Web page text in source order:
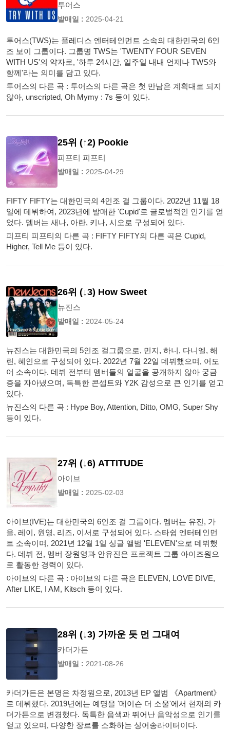
투어스
발매일 : 2025-04-21
투어스(TWS)는 플레디스 엔터테인먼트 소속의 대한민국의 6인
조 보이 그룹이다. 그룹명 TWS는 'TWENTY FOUR SEVEN
WITH US'의 약자로, '하루 24시간, 일주일 내내 언제나 TWS와
함께'라는 의미를 담고 있다.
투어스의 다른 곡 : 투어스의 다른 곡은 첫 만남은 계획대로 되지
않아, unscripted, Oh Mymy : 7s 등이 있다.
25위 (↑2) Pookie
피프티 피프티
발매일 : 2025-04-29
FIFTY FIFTY는 대한민국의 4인조 걸 그룹이다. 2022년 11월 18
일에 데뷔하여, 2023년에 발매한 'Cupid'로 글로벌적인 인기를 얻
었다. 멤버는 새나, 아란, 키나, 시오로 구성되어 있다.
피프티 피프티의 다른 곡 : FIFTY FIFTY의 다른 곡은 Cupid,
Higher, Tell Me 등이 있다.
26위 (↓3) How Sweet
뉴진스
발매일 : 2024-05-24
뉴진스는 대한민국의 5인조 걸그룹으로, 민지, 하니, 다니엘, 해
린, 혜인으로 구성되어 있다. 2022년 7월 22일 데뷔했으며, 어도
어 소속이다. 데뷔 전부터 멤버들의 얼굴을 공개하지 않아 궁금
증을 자아냈으며, 독특한 콘셉트와 Y2K 감성으로 큰 인기를 얻고
있다.
뉴진스의 다른 곡 : Hype Boy, Attention, Ditto, OMG, Super Shy
등이 있다.
27위 (↓6) ATTITUDE
아이브
발매일 : 2025-02-03
아이브(IVE)는 대한민국의 6인조 걸 그룹이다. 멤버는 유진, 가
을, 레이, 원영, 리즈, 이서로 구성되어 있다. 스타쉽 엔터테인먼
트 소속이며, 2021년 12월 1일 싱글 앨범 'ELEVEN'으로 데뷔했
다. 데뷔 전, 멤버 장원영과 안유진은 프로젝트 그룹 아이즈원으
로 활동한 경력이 있다.
아이브의 다른 곡 : 아이브의 다른 곡은 ELEVEN, LOVE DIVE,
After LIKE, I AM, Kitsch 등이 있다.
28위 (↓3) 가까운 듯 먼 그대여
카더가든
발매일 : 2021-08-26
카더가든은 본명은 차정원으로, 2013년 EP 앨범 《Apartment》
로 데뷔했다. 2019년에는 예명을 '메이슨 더 소울'에서 현재의 카
더가든으로 변경했다. 독특한 음색과 뛰어난 음악성으로 인기를
얻고 있으며, 다양한 장르를 소화하는 싱어송라이터이다.